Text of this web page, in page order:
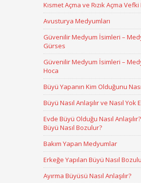
Kısmet Açma ve Rızık Açma
Avusturya Medyumları
Güvenilir Medyum İsimleri –
Gürses
Güvenilir Medyum İsimleri –
Hoca
Büyü Yapanın Kim Olduğunu
Büyü Nasıl Anlaşılır ve Nasıl Yok
Evde Büyü Olduğu Nasıl
Büyü Nasıl Bozulur?
Bakım Yapan Medyumlar
Erkeğe Yapılan Büyü Nasıl
Ayırma Büyüsü Nasıl Anlaşılır?